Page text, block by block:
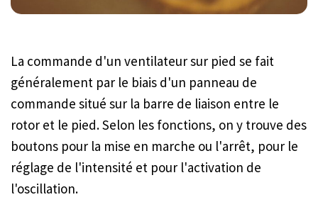
La commande d'un ventilateur sur pied se fait
généralement par le biais d'un panneau de
commande situé sur la barre de liaison entre le
rotor et le pied. Selon les fonctions, on y trouve des
boutons pour la mise en marche ou l'arrêt, pour le
réglage de l'intensité et pour l'activation de
l'oscillation.